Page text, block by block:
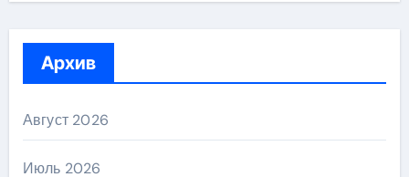
Архив
Август 2026
Июль 2026